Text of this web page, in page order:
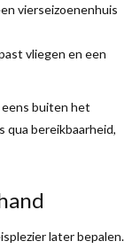
vierseizoenenhuis
vliegen en een
buiten het
qua bereikbaarheid,
later bepalen.